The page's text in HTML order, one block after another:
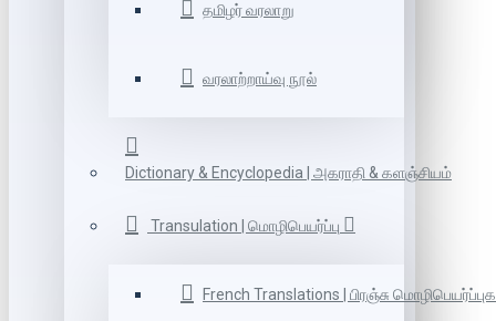
தமிழர் வரலாறு
வரலாற்றாய்வு நூல்
Dictionary & Encyclopedia | அகராதி & களஞ்சியம்
Transulation | மொழிபெயர்ப்பு
French Translations | பிரஞ்சு